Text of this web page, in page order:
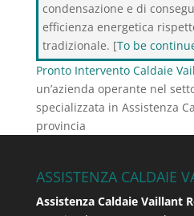
condensazione e di
efficienza energetica
tradizionale. [To be
Pronto Intervento Caldaie
un’azienda operante nel
specializzata in Assistenza
provincia
ASSISTENZA CALDAIE
Assistenza Caldaie Vaillant